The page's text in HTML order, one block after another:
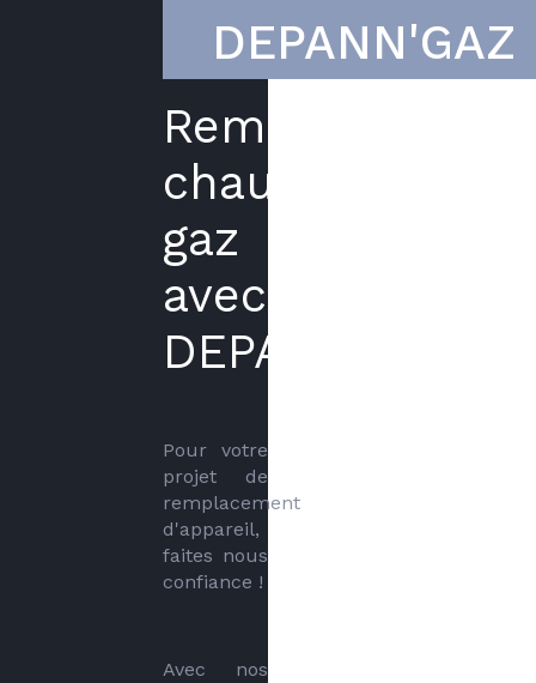
DEPANN'GAZ
Remplacement
chaudière
gaz
avec
DEPANN'GAZ
Pour votre
projet de
remplacement
d'appareil,
faites nous
confiance !
Avec nos